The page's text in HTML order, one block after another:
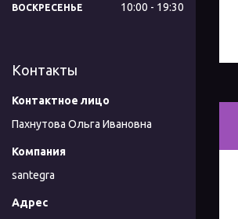
ВОСКРЕСЕНЬЕ 10:00 19:30
Контакты
Пахнутова Ольга Ивановна
santegra